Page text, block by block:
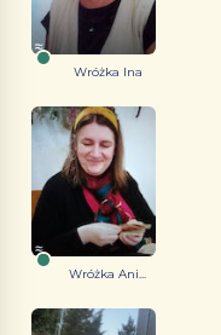
Wróżka Ina
Wróżka Ani...